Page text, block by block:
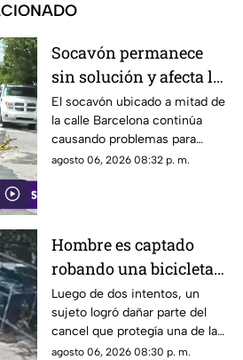
Socavón permanece
sin solución y afecta la
circulación en calle
Barcelona
El socavón ubicado a mitad de
la calle Barcelona continúa
causando problemas para
quienes circulan por la zona,
agosto 06, 2026 08:32 p. m.
Hombre es captado
robando una bicicleta
al ingresar a cochera
ajena en calle Rancho
Rodeo
Luego de dos intentos, un
sujeto logró dañar parte del
cancel que protegía una de las
puertas de una cochera
agosto 06, 2026 08:30 p. m.